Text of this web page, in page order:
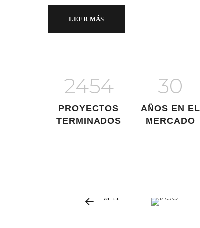
LEER MÁS
2454
PROYECTOS
TERMINADOS
30
AÑOS EN EL
MERCADO